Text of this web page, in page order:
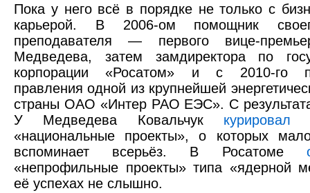
Пока у него всё в порядке не только с
карьерой. В 2006-ом помощник
преподавателя — первого вице-
Медведева, затем замдиректора по
корпорации «Росатом» и с 2010-го
правления одной из крупнейшей
страны ОАО «Интер РАО ЕЭС». С
У Медведева Ковальчук курировал
«национальные проекты», о которых
вспоминает всерьёз. В Росатоме
«непрофильные проекты» типа «ядерной
её успехах не слышно.